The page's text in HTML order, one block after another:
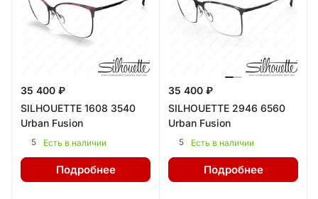
35 400 ₽
SILHOUETTE 1608 3540
Urban Fusion
5 Есть в наличии
Подробнее
35 400 ₽
SILHOUETTE 2946 6560
Urban Fusion
5 Есть в наличии
Подробнее